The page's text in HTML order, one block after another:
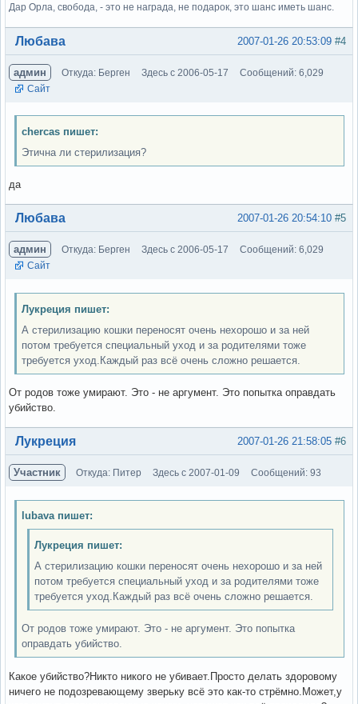
Дар Орла, свобода, - это не награда, не подарок, это шанс иметь шанс.
Вне форума #4
2007-01-26 20:53:09
Любава
админ Откуда: Берген Здесь с 2006-05-17
Сообщений: 6,029
Сайт
chercas пишет:
Этична ли стерилизация?
да
Вне форума #5
2007-01-26 20:54:10
Любава
админ Откуда: Берген Здесь с 2006-05-17
Сообщений: 6,029
Сайт
Лукреция пишет:
А стерилизацию кошки переносят очень нехорошо и за ней
потом требуется специальный уход и за родителями тоже
требуется уход.Каждый раз всё очень сложно решается.
От родов тоже умирают. Это - не аргумент. Это попытка оправдать
убийство.
Вне форума #6
2007-01-26 21:58:05
Лукреция
Участник Откуда: Питер Здесь с 2007-01-09 Сообщений: 93
lubava пишет:
Лукреция пишет:
А стерилизацию кошки переносят очень нехорошо и за ней
потом требуется специальный уход и за родителями тоже
требуется уход.Каждый раз всё очень сложно решается.
От родов тоже умирают. Это - не аргумент. Это попытка
оправдать убийство.
Какое убийство?Никто никого не убивает.Просто делать здоровому
ничего не подозревающему зверьку всё это как-то стрёмно.Может,у